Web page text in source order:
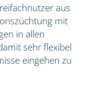
aus
mit
in allen
sehr flexibel
eingehen zu